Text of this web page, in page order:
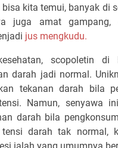
kita temui, banyak di
juga amat gampang,
jus mengkudu.
scopoletin di
darah jadi normal.
tekanan darah bila
Namun, senyawa
darah bila
darah tak normal,